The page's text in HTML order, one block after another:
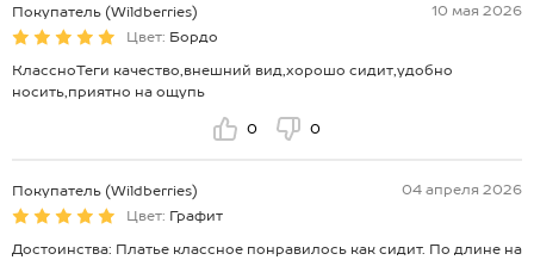
Покупатель (Wildberries)
10 мая 2026
Цвет: Бордо
КлассноТеги качество,внешний вид,хорошо сидит,удобно
носить,приятно на ощупь
0 0
Покупатель (Wildberries)
04 апреля 2026
Цвет: Графит
Достоинства: Платье классное понравилось как сидит. По длине на